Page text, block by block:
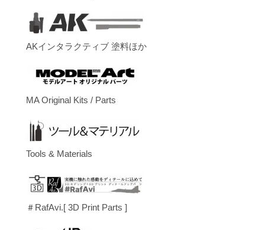
AKインタラクティブ 塗料ほか
MA Original Kits / Parts
Tools & Materials
＃RafAvi.[ 3D Print Parts ]